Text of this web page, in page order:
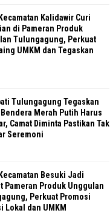
Kalidawir Curi
di Pameran Produk
Tulungagung, Perkuat
UMKM dan Tegaskan
Tulungagung Tegaskan
Bendera Merah Putih Harus
Camat Diminta Pastikan Tak
Seremoni
Besuki Jadi
Pameran Produk Unggulan
Perkuat Promosi
Lokal dan UMKM